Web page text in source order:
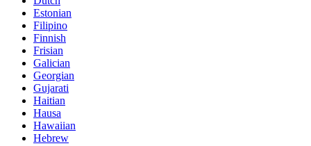
Estonian
Filipino
Finnish
Frisian
Galician
Georgian
Gujarati
Haitian
Hausa
Hawaiian
Hebrew